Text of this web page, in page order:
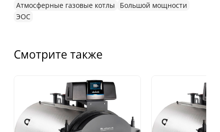
Атмосферные газовые котлы
Большой мощности
ЭОС
Смотрите также